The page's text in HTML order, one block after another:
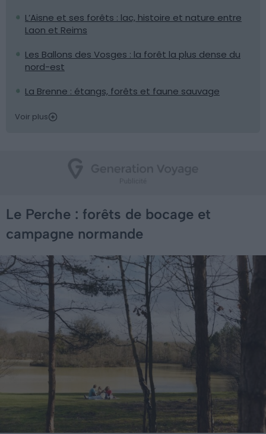
L’Aisne et ses forêts : lac, histoire et nature entre
Laon et Reims
Les Ballons des Vosges : la forêt la plus dense du
nord-est
La Brenne : étangs, forêts et faune sauvage
Voir plus
Le Perche : forêts de bocage et
campagne normande